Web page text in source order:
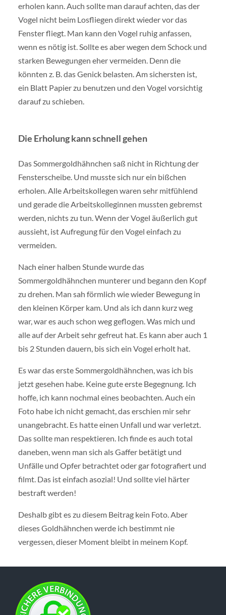
erholen kann. Auch sollte man darauf achten, das der
Vogel nicht beim Losfliegen direkt wieder vor das
Fenster fliegt. Man kann den Vogel ruhig anfassen,
wenn es nötig ist. Sollte es aber wegen dem Schock und
starken Bewegungen eher vermeiden. Denn die
könnten z. B. das Genick belasten. Am sichersten ist,
ein Blatt Papier zu benutzen und den Vogel vorsichtig
darauf zu schieben.
Die Erholung kann schnell gehen
Das Sommergoldhähnchen saß nicht in Richtung der
Fensterscheibe. Und musste sich nur ein bißchen
erholen. Alle Arbeitskollegen waren sehr mitfühlend
und gerade die Arbeitskolleginnen mussten gebremst
werden, nichts zu tun. Wenn der Vogel äußerlich gut
aussieht, ist Aufregung für den Vogel einfach zu
vermeiden.
Nach einer halben Stunde wurde das
Sommergoldhähnchen munterer und begann den Kopf
zu drehen. Man sah förmlich wie wieder Bewegung in
den kleinen Körper kam. Und als ich dann kurz weg
war, war es auch schon weg geflogen. Was mich und
alle auf der Arbeit sehr gefreut hat. Es kann aber auch 1
bis 2 Stunden dauern, bis sich ein Vogel erholt hat.
Es war das erste Sommergoldhähnchen, was ich bis
jetzt gesehen habe. Keine gute erste Begegnung. Ich
hoffe, ich kann nochmal eines beobachten. Auch ein
Foto habe ich nicht gemacht, das erschien mir sehr
unangebracht. Es hatte einen Unfall und war verletzt.
Das sollte man respektieren. Ich finde es auch total
daneben, wenn man sich als Gaffer betätigt und
Unfälle und Opfer betrachtet oder gar fotografiert und
filmt. Das ist einfach asozial! Und sollte viel härter
bestraft werden!
Deshalb gibt es zu diesem Beitrag kein Foto. Aber
dieses Goldhähnchen werde ich bestimmt nie
vergessen, dieser Moment bleibt in meinem Kopf.